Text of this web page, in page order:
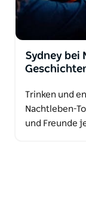
Sydney bei
Trinken und
Nachtleben-
und Freunde